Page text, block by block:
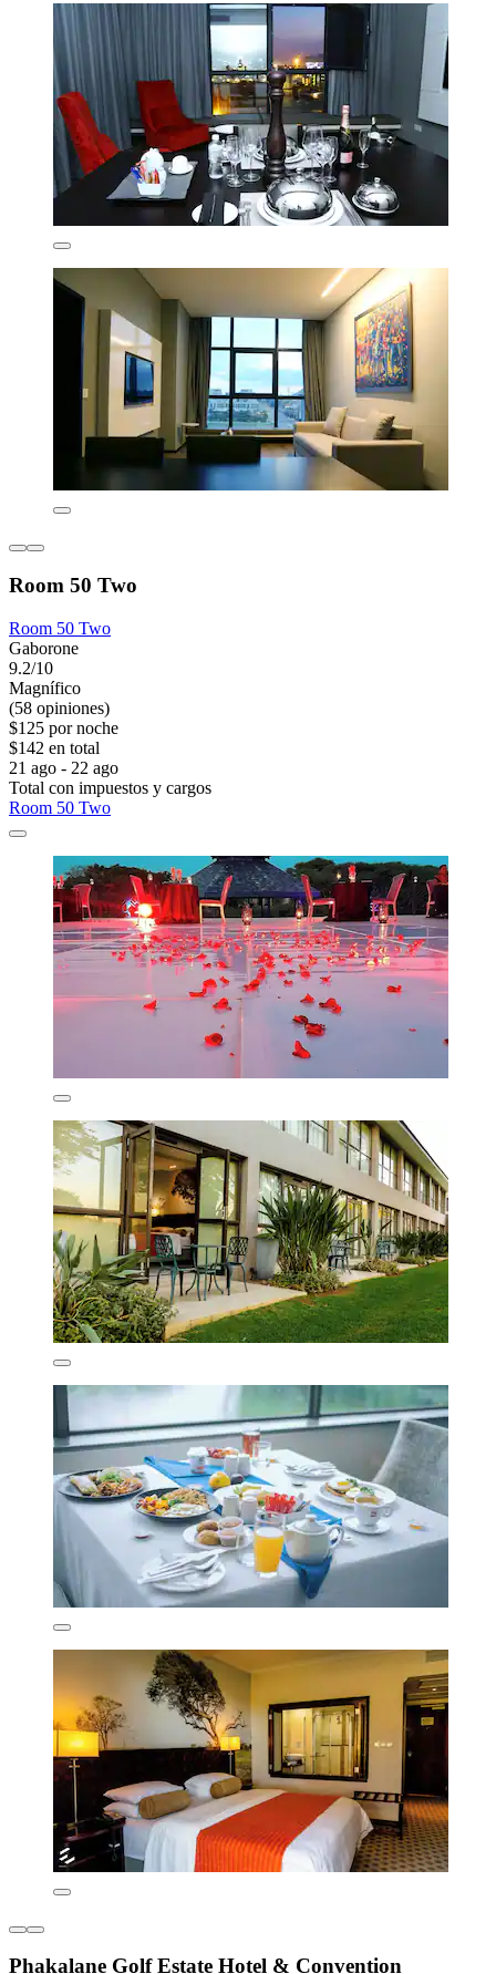
Room 50 Two
Room 50 Two
Gaborone
9.2/10
Magnífico
(58 opiniones)
$125 por noche
$142 en total
21 ago - 22 ago
Total con impuestos y cargos
Room 50 Two
Phakalane Golf Estate Hotel & Convention